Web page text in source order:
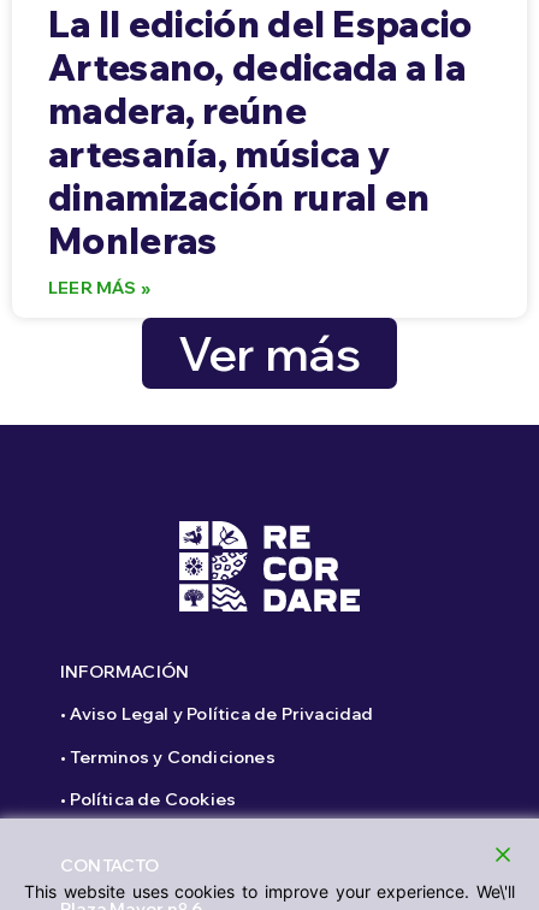
La II edición del Espacio
Artesano, dedicada a la
madera, reúne
artesanía, música y
dinamización rural en
Monleras
LEER MÁS »
Ver más
INFORMACIÓN
• Aviso Legal y Política de Privacidad
• Terminos y Condiciones
• Política de Cookies
CONTACTO
This website uses cookies to improve your experience. We\'ll